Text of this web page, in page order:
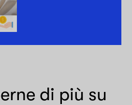
di più su